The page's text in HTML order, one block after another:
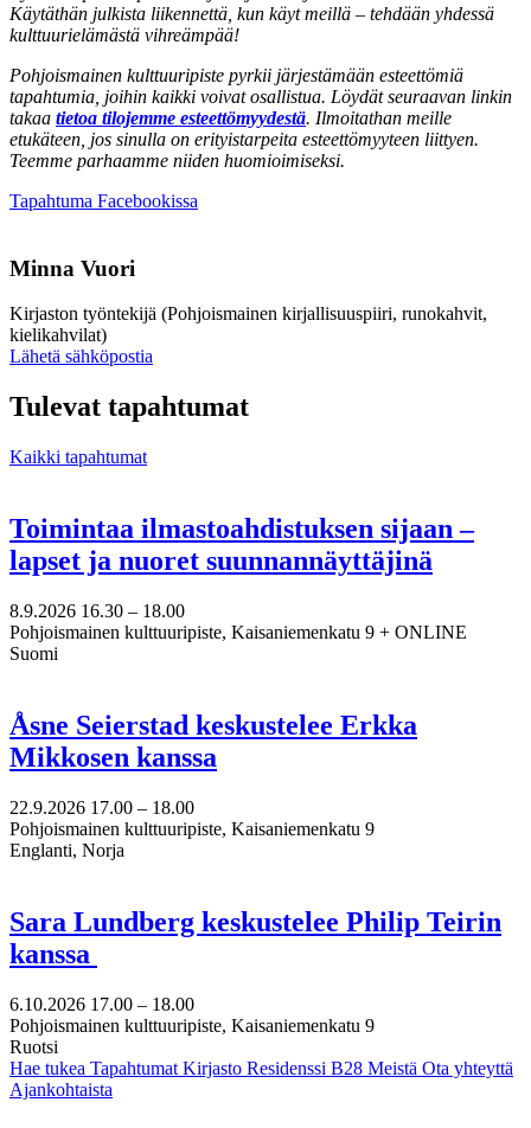
Käytäthän julkista liikennettä, kun käyt meillä – tehdään yhdessä
kulttuurielämästä vihreämpää!
Pohjoismainen kulttuuripiste pyrkii järjestämään esteettömiä
tapahtumia, joihin kaikki voivat osallistua. Löydät seuraavan linkin
takaa tietoa tilojemme esteettömyydestä. Ilmoitathan meille
etukäteen, jos sinulla on erityistarpeita esteettömyyteen liittyen.
Teemme parhaamme niiden huomioimiseksi.
Tapahtuma Facebookissa
Minna Vuori
Kirjaston työntekijä (Pohjoismainen kirjallisuuspiiri, runokahvit,
kielikahvilat)
Lähetä sähköpostia
till
minna.vuori@nkk.org
Tulevat tapahtumat
Kaikki tapahtumat
Toimintaa ilmastoahdistuksen sijaan –
lapset ja nuoret suunnannäyttäjinä
8.9.2026 16.30 – 18.00
Pohjoismainen kulttuuripiste, Kaisaniemenkatu 9 + ONLINE
Suomi
Åsne Seierstad keskustelee Erkka
Mikkosen kanssa
22.9.2026 17.00 – 18.00
Pohjoismainen kulttuuripiste, Kaisaniemenkatu 9
Englanti, Norja
Sara Lundberg keskustelee Philip Teirin
kanssa
6.10.2026 17.00 – 18.00
Pohjoismainen kulttuuripiste, Kaisaniemenkatu 9
Ruotsi
Hae tukea Tapahtumat Kirjasto Residenssi B28 Meistä Ota yhteyttä
Ajankohtaista